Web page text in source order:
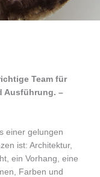
Team für
Ausführung. –
einer gelungen
ist: Architektur,
ein Vorhang, eine
Farben und